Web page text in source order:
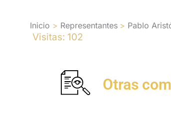
Inicio Representantes Pablo
Visitas: 102
Otras